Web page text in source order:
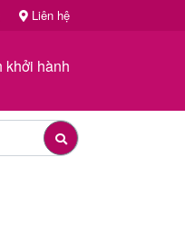
Liên hệ
khởi hành